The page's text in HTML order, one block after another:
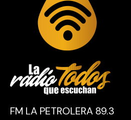
FM LA PETROLERA 89.3